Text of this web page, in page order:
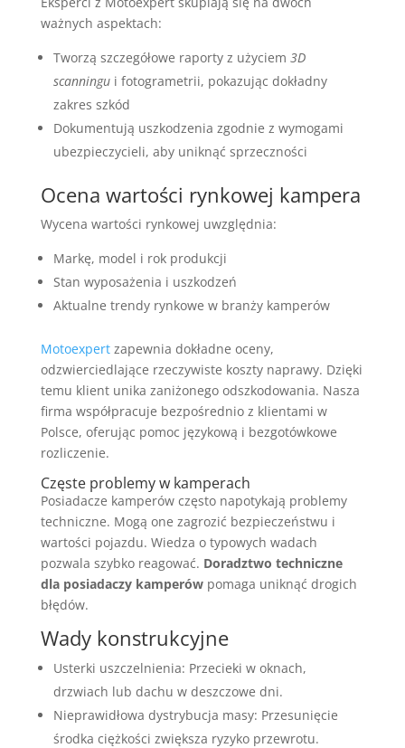
ważnych aspektach:
Tworzą szczegółowe raporty z użyciem 3D
scanningui fotogrametrii, pokazując dokładny
zakres szkód
Dokumentują uszkodzenia zgodnie z wymogami
ubezpieczycieli, aby uniknąć sprzeczności
Ocena wartości rynkowej kampera
Wycena wartości rynkowej uwzględnia:
Markę, model i rok produkcji
Stan wyposażenia i uszkodzeń
Aktualne trendy rynkowe w branży kamperów
Motoexpertzapewnia dokładne oceny,
odzwierciedlające rzeczywiste koszty naprawy. Dzięki
temu klient unika zaniżonego odszkodowania. Nasza
firma współpracuje bezpośrednio z klientami w
Polsce, oferując pomoc językową i bezgotówkowe
rozliczenie.
Częste problemy w kamperach
Posiadacze kamperów często napotykają problemy
techniczne. Mogą one zagrozić bezpieczeństwu i
wartości pojazdu. Wiedza o typowych wadach
pozwala szybko reagować. Doradztwo techniczne
dla posiadaczy kamperówpomaga uniknąć drogich
błędów.
Wady konstrukcyjne
Usterki uszczelnienia: Przecieki w oknach,
drzwiach lub dachu w deszczowe dni.
Nieprawidłowa dystrybucja masy: Przesunięcie
środka ciężkości zwiększa ryzyko przewrotu.